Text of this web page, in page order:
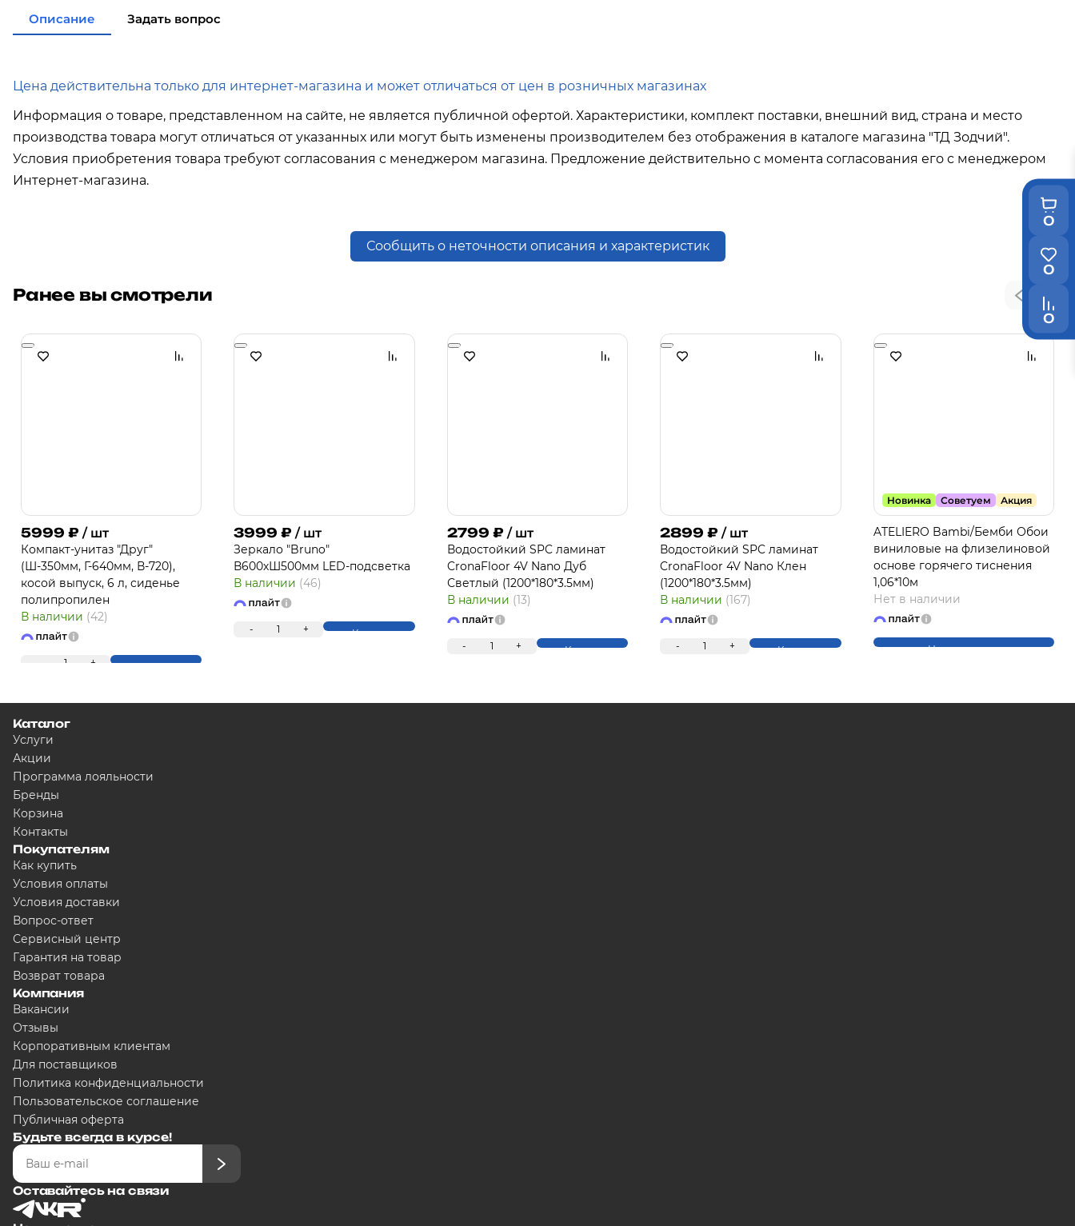
0
0
0
ПЛАЙТ
Описание Задать вопрос
Цена действительна только для интернет-магазина и может отличаться от цен в розничных магазинах
Информация о товаре, представленном на сайте, не является публичной офертой. Характеристики, комплект поставки, внешний вид, страна и место
производства товара могут отличаться от указанных или могут быть изменены производителем без отображения в каталоге магазина "ТД Зодчий".
Условия приобретения товара требуют согласования с менеджером магазина. Предложение действительно с момента согласования его с менеджером
Интернет-магазина.
Сообщить о неточности описания и характеристик
Ранее вы смотрели
5999 ₽ / шт
Компакт-унитаз "Друг"
(Ш-350мм, Г-640мм, В-720),
косой выпуск, 6 л, сиденье
полипропилен
В наличии (42)
1 + Купить
3999₽ / шт
Зеркало "Bruno"
В600хШ500мм LED-подсветка
В наличии (46)
- 1 + Купить
2799 ₽ / шт
Водостойкий SPC ламинат
CronaFloor 4V Nano Дуб
Светлый (1200*180*3.5мм)
В наличии (13)
- 1 + Купить
2899₽ / шт
Водостойкий SPC ламинат
CronaFloor 4V Nano Клен
(1200*180*3.5мм)
В наличии (167)
- 1 + Купить
Новинка Советуем Акция
ATELIERO Bambi/Бемби Обои
виниловые на флизелиновой
основе горячего тиснения
1,06*10м
Нет в наличии
Нет в наличии
Каталог
Услуги
Акции
Программа лояльности
Бренды
Корзина
Контакты
Покупателям
Как купить
Условия оплаты
Условия доставки
Вопрос-ответ
Сервисный центр
Гарантия на товар
Возврат товара
Компания
Вакансии
Отзывы
Корпоративным клиентам
Для поставщиков
Политика конфиденциальности
Пользовательское соглашение
Публичная оферта
Будьте всегда в курсе!
Оставайтесь на связи